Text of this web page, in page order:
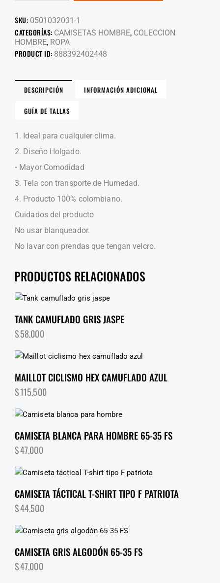
SKU: 0501032031-1
CATEGORÍAS: CAMISETAS HOMBRE, COLECCION
HOMBRE, ROPA
PRODUCT ID: 888392402448
DESCRIPCIÓN INFORMACIÓN ADICIONAL
GUÍA DE TALLAS
1. Ideal para cualquier clima.
2. Diseño Holgado.
• Mayor Comodidad
3. Tela con transporte de Humedad.
4. Producto 100% colombiano.
Cuidados del producto
No usar blanqueador.
No lavar con prendas que tengan velcro.
PRODUCTOS RELACIONADOS
TANK CAMUFLADO GRIS JASPE
$58,000
MAILLOT CICLISMO HEX CAMUFLADO AZUL
$115,500
CAMISETA BLANCA PARA HOMBRE 65-35 FS
$47,000
CAMISETA TÁCTICAL T-SHIRT TIPO F PATRIOTA
$44,500
CAMISETA GRIS ALGODÓN 65-35 FS
$47,000